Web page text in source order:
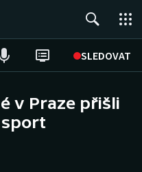
SLEDOVAT
v Praze přišli
sport